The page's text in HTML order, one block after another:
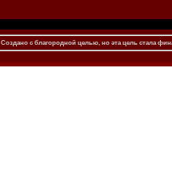
Создано c благородной целью, но эта цель стала